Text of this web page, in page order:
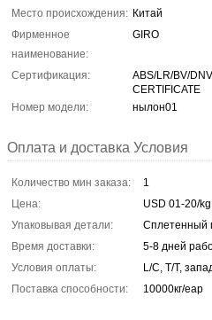
Место происхождения: Китай
Фирменное
наименование:
GIRO
Сертификация:
ABS/LR/BV/
CERTIFICATE
Номер модели:
нылон01
Оплата и доставка Условия
Количество мин заказа:
1
Цена:
USD 01-20/kg
Упаковывая детали:
Сплетенный
Время доставки:
5-8 дней
Условия оплаты:
L/C, T/T,
Поставка способности:
10000кг/еар